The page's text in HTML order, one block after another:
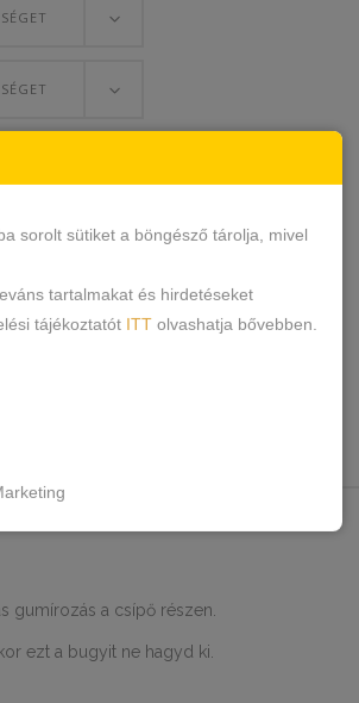
gumírozás a csípő részen.
ezt a bugyit ne hagyd ki.
sorolt sütiket a böngésző tárolja, mivel
tartalmakat és hirdetéseket
tájékoztatót ITT olvashatja bővebben.